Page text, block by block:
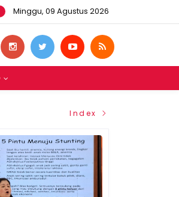
Minggu, 09 Agustus 2026
Index